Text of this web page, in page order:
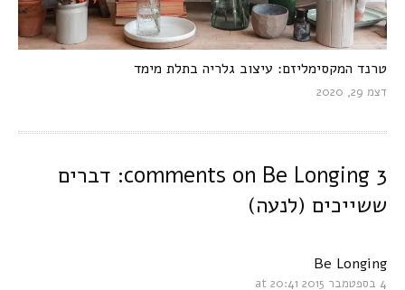
טרנד המקסימליזם: עיצוב גלריה בתלת מימד
דצמ 29, 2020
3 comments on
Be Longing: דברים
ששייכים (לנעה)
Be Longing
4 בספטמבר 2015 at 20:41